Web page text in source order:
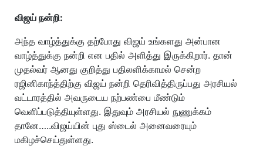
விஜய் நன்றி:
அந்த வாழ்த்துக்கு தற்போது விஜய் உங்களது அன்பான
வாழ்த்துக்கு நன்றி என பதில் அளித்து இருக்கிறார். தான்
முதல்வர் ஆனது குறித்து பதிலளிக்காமல் சென்ற
ரஜினிகாந்த்திற்கு விஜய் நன்றி தெரிவித்திருப்பது அரசியல்
வட்டாரத்தில் அவருடைய நற்பண்பை மீண்டும்
வெளிப்படுத்தியுள்ளது. இதுவும் அரசியல் நுணுக்கம்
தானே…..விஜய்யின் புது ஸ்டைல் அனைவரையும்
மகிழச்செய்துள்ளது.